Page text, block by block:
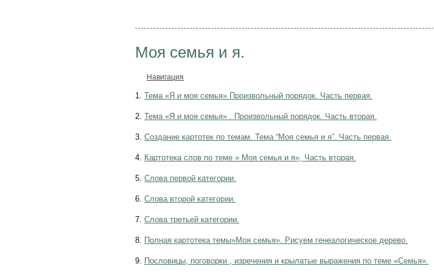
Моя семья и я.
Навигация
1. Тема «Я и моя семья» Произвольный порядок. Часть первая.
2. Тема «Я и моя семья» . Произвольный порядок. Часть вторая.
3. Создание картотек по темам. Тема “Моя семья и я”. Часть первая.
4. Картотека слов по теме » Моя семья и я», Часть вторая.
5. Слова первой категории.
6. Слова второй категории.
7. Слова третьей категории.
8. Полная картотека темы»Моя семья». Рисуем генеалогическое дерево.
9. Пословицы, поговорки , изречения и крылатые выражения по теме «Семья».